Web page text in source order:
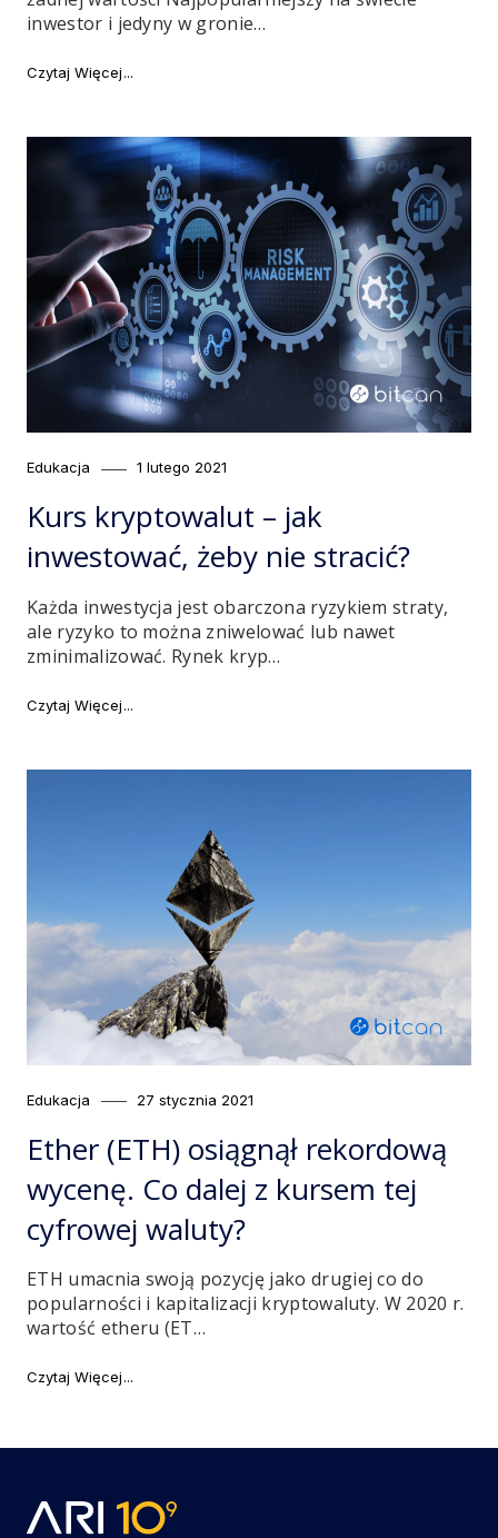
inwestor i jedyny w gronie…
Czytaj Więcej
Category
Edukacja
Posted
1 lutego 2021
Kurs kryptowalut – jak
inwestować, żeby nie stracić?
Każda inwestycja jest obarczona ryzykiem straty,
ale ryzyko to można zniwelować lub nawet
zminimalizować. Rynek kryp…
Czytaj Więcej
Category
Edukacja
Posted
27 stycznia 2021
Ether (ETH) osiągnął rekordową
wycenę. Co dalej z kursem tej
cyfrowej waluty?
ETH umacnia swoją pozycję jako drugiej co do
popularności i kapitalizacji kryptowaluty. W 2020 r.
wartość etheru (ET…
Czytaj Więcej